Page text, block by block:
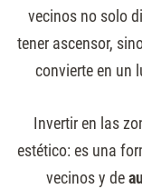
vecinos no solo
tener ascensor,
convierte en un
Invertir en las
estético: es una
vecinos y de